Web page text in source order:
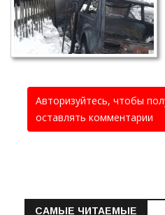
Авторизуйтесь, чтобы
оставлять комментарии
САМЫЕ ЧИТАЕМЫЕ